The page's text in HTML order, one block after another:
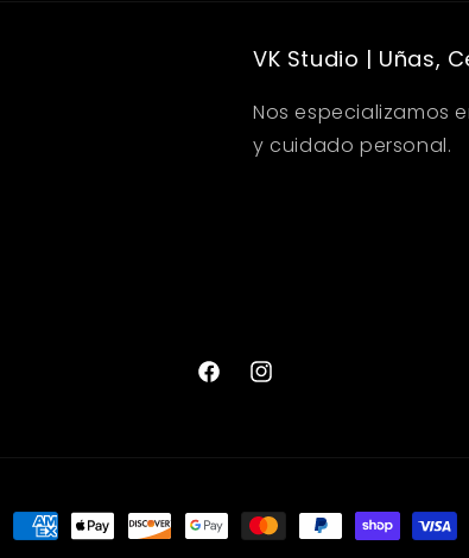
VK Studio | Uñas,
Nos especializamos
y cuidado personal.
FacebookInstagram
Formas